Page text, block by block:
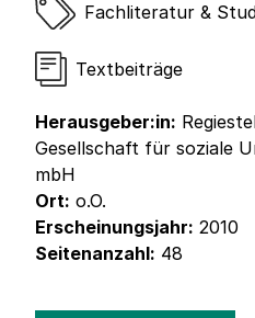
Fachliteratur &
Textbeiträge
Herausgeber:in:
Gesellschaft für soziale
mbH
Ort: o.O.
Erscheinungsjahr: 2010
Seitenanzahl: 48